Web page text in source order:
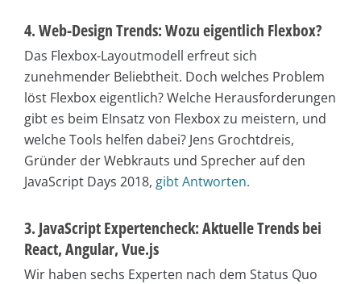
4. Web-Design Trends: Wozu eigentlich Flexbox?
Das Flexbox-Layoutmodell erfreut sich
zunehmender Beliebtheit. Doch welches Problem
löst Flexbox eigentlich? Welche Herausforderungen
gibt es beim EInsatz von Flexbox zu meistern, und
welche Tools helfen dabei? Jens Grochtdreis,
Gründer der Webkrauts und Sprecher auf den
JavaScript Days 2018, gibt Antworten.
3. JavaScript Expertencheck: Aktuelle Trends bei
React, Angular, Vue.js
Wir haben sechs Experten nach dem Status Quo